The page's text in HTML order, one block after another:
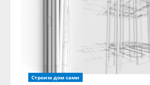
Строим дом сами